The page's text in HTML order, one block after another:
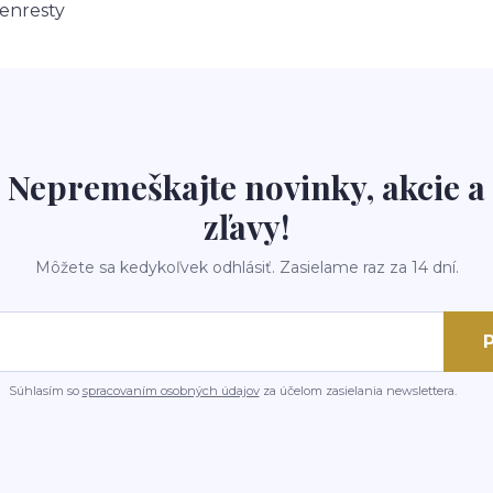
Nepremeškajte novinky, akcie a
zľavy!
Môžete sa kedykoľvek odhlásiť. Zasielame raz za 14 dní.
Súhlasím so spracovaním osobných údajovza účelom zasielania newslettera.